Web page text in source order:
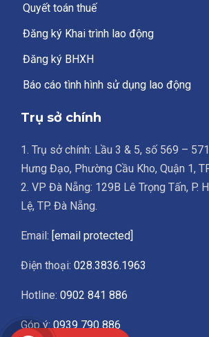
Quyết toán thuế
Đăng ký Khai trình lao động
Đăng ký BHXH
Báo cáo tình hình sử dụng lao động
Trụ sở chính
1. Trụ sở chính: Lầu 3 & 5, số 569 –
Hưng Đạo, Phường Cầu Kho, Quận 1,
2. VP Đà Nẵng: 129B Lê Trọng Tấn, P.
Lệ, TP. Đà Nẵng.
Email: [email protected]
Điện thoại: 028.3836.1963
Hotline: 0902 841 886
Góp ý: 0939 790 886